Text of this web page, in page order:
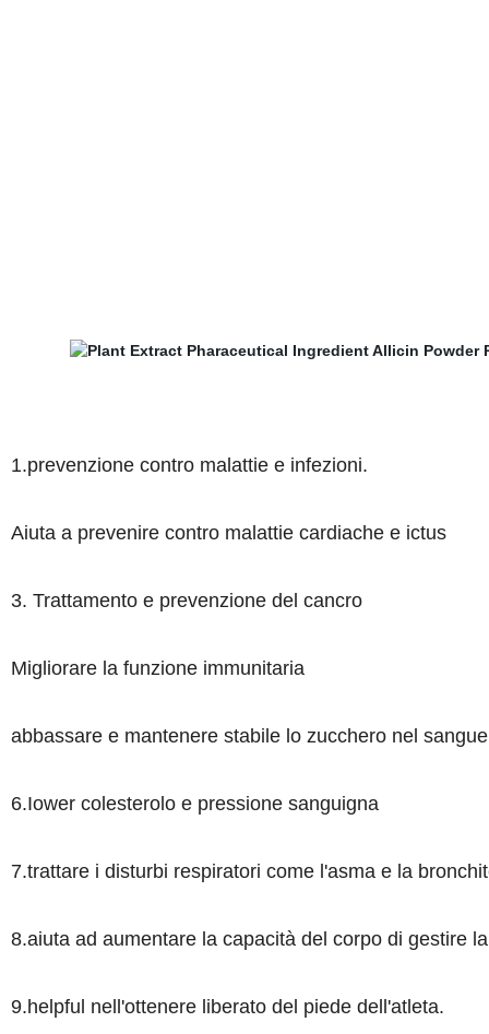
1.prevenzione contro malattie e infezioni.
Aiuta a prevenire contro malattie cardiache e ictus
3. Trattamento e prevenzione del cancro
Migliorare la funzione immunitaria
abbassare e mantenere stabile lo zucchero nel sangue
6.Iower colesterolo e pressione sanguigna
7.trattare i disturbi respiratori come l'asma e la
8.aiuta ad aumentare la capacità del corpo di gestire
9.helpful nell'ottenere liberato del piede dell'atleta.